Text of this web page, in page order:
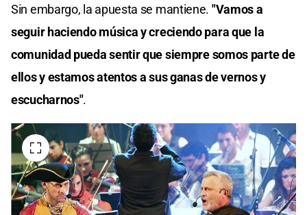
Sin embargo, la apuesta se mantiene. "Vamos a
seguir haciendo música y creciendo para que la
comunidad pueda sentir que siempre somos parte de
ellos y estamos atentos a sus ganas de vernos y
escucharnos".